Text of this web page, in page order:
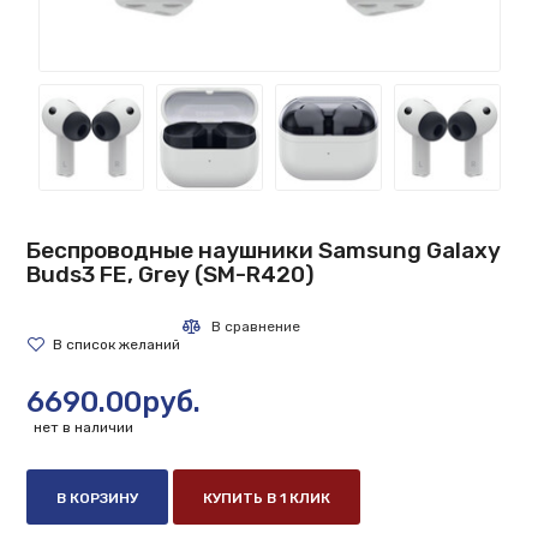
Беспроводные наушники Samsung Galaxy
Buds3 FE, Grey (SM-R420)
6690.00руб.
нет в наличии
В КОРЗИНУ КУПИТЬ В 1 КЛИК